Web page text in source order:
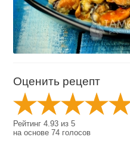
Оценить рецепт
Рейтинг4.93 из5
на основе74 голосов